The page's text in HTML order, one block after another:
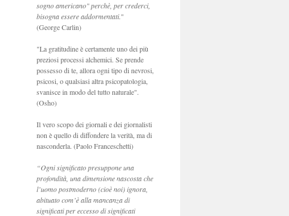
sogno americano" perchè, per crederci,
bisogna essere addormentati."
(George Carlin)
"La gratitudine è certamente uno dei più
preziosi processi alchemici. Se prende
possesso di te, allora ogni tipo di nevrosi,
psicosi, o qualsiasi altra psicopatologia,
svanisce in modo del tutto naturale".
(Osho)
Il vero scopo dei giornali e dei giornalisti
non è quello di diffondere la verità, ma di
nasconderla. (Paolo Franceschetti)
“Ogni significato presuppone una
profondità, una dimensione nascosta che
l’uomo postmoderno (cioè noi) ignora,
abituato com’è alla mancanza di
significati per eccesso di significati